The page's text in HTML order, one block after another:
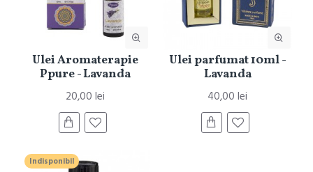
Ulei Aromaterapie
Ppure - Lavanda
20,00 lei
Ulei parfumat 10ml -
Lavanda
40,00 lei
Indisponibil